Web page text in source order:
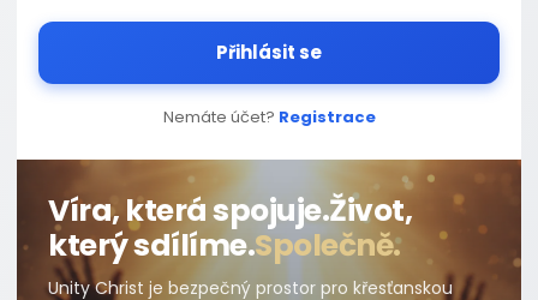
Přihlásit se
Nemáte účet? Registrace
Víra, která spojuje.Život,
který sdílíme.Společně.
Unity Christ je bezpečný prostor pro křesťanskou